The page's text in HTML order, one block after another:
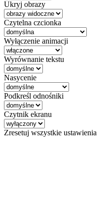
Ukryj obrazy
Czytelna czcionka
Wyłączenie animacji
Wyrównanie tekstu
Nasycenie
Podkreśl odnośniki
Czytnik ekranu
Zresetuj wszystkie ustawienia